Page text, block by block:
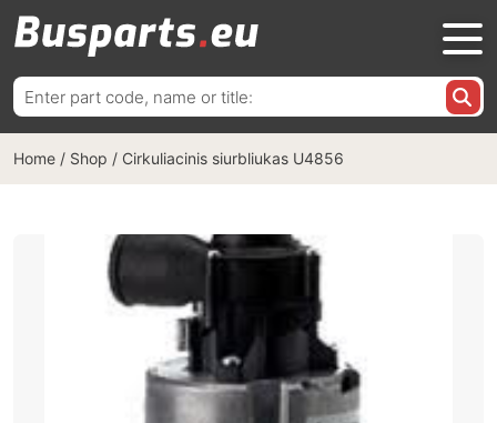
Ieškoti:
Home / Shop / Cirkuliacinis siurbliukas U4856